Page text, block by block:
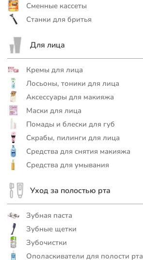
Сменные кассеты
Станки для бритья
Для лица
Кремы для лица
Лосьоны, тоники для лица
Аксессуары для макияжа
Маски для лица
Помады и блески для губ
Скрабы, пилинги для лица
Средства для снятия макияжа
Средства для умывания
Уход за полостью рта
Зубная паста
Зубные щетки
Зубочистки
Ополаскиватели для полости рта